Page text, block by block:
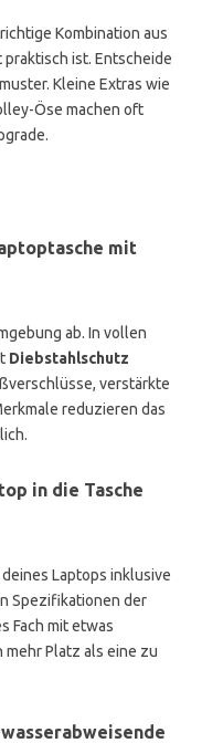
Kombination aus
ist. Entscheide
Kleine Extras wie
Öse machen oft
mit
ab. In vollen
Diebstahlschutz
verstärkte
reduzieren das
in die Tasche
Laptops inklusive
Spezifikationen der
Fach mit etwas
mehr Platz als eine zu